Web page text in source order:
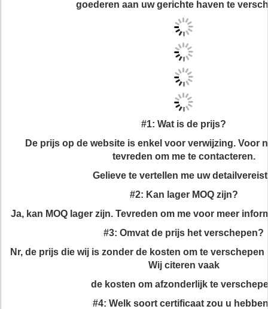
goederen aan uw gerichte haven te
#1: Wat is de prijs?
De prijs op de website is enkel voor verwijzing. Voor
tevreden om me te contacteren.
Gelieve te vertellen me uw
#2: Kan lager MOQ zijn?
Ja, kan MOQ lager zijn. Tevreden om me voor meer
#3: Omvat de prijs het verschepen?
Nr, de prijs die wij is zonder de kosten om te
Wij citeren vaak
de kosten om afzonderlijk te
#4: Welk soort certificaat zou u